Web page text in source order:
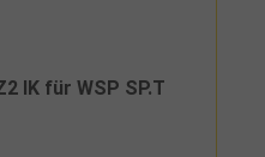
IK für WSP SP.T